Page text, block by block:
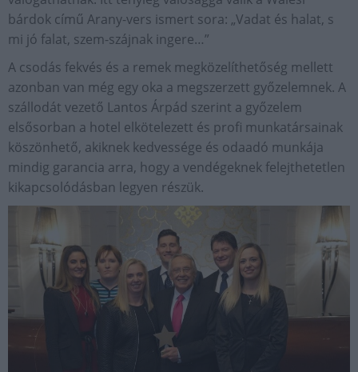
bárdok című Arany-vers ismert sora: „Vadat és halat, s
mi jó falat, szem-szájnak ingere…”
A csodás fekvés és a remek megközelíthetőség mellett
azonban van még egy oka a megszerzett győzelemnek. A
szállodát vezető Lantos Árpád szerint a győzelem
elsősorban a hotel elkötelezett és profi munkatársainak
köszönhető, akiknek kedvessége és odaadó munkája
mindig garancia arra, hogy a vendégeknek felejthetetlen
kikapcsolódásban legyen részük.